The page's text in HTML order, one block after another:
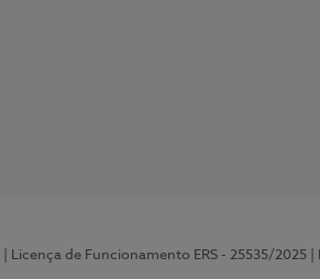
| Licença de Funcionamento ERS - 25535/2025